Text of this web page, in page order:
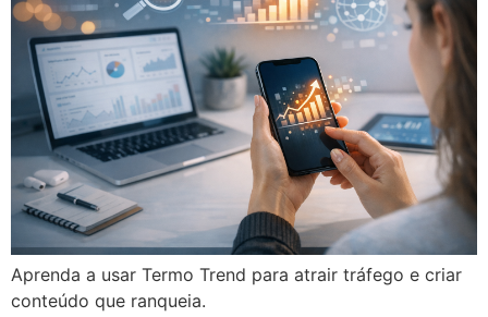
Aprenda a usar Termo Trend para atrair tráfego e criar
conteúdo que ranqueia.